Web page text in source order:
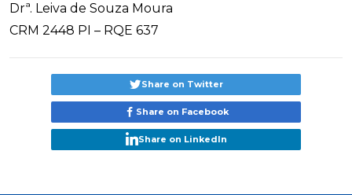
Drª. Leiva de Souza Moura
CRM 2448 PI – RQE 637
Share on Twitter
Share on Facebook
Share on LinkedIn